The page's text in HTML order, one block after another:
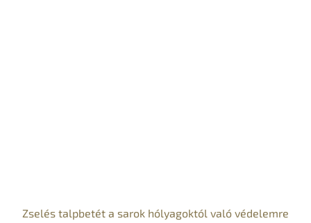
Zselés talpbetét a sarok hólyagoktól való védelemre